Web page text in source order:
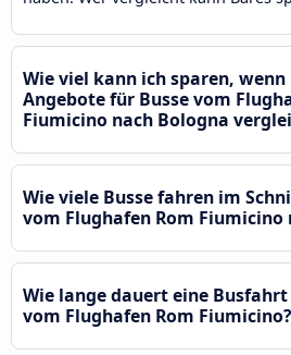
Wie viel kann ich sparen, wenn
Angebote für Busse vom
Fiumicino nach Bologna
Wie viele Busse fahren im
vom Flughafen Rom Fiumicino
Wie lange dauert eine
vom Flughafen Rom Fiumicino?